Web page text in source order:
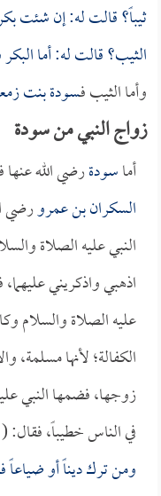
ثيباً؟ قالت له: إن شئت
الثيب؟ قالت له: أما
وأما الثيب فـسودة بنت
زواج النبي من سودة
أماسودةرضي الله
السكران بن عمرورضي
النبي عليه الصلاة
اذهبي واذكريني عليهما،
عليه الصلاة والسلام
الكفالة؛ لأنها
زوجها، فضمها النبي
في الناس خطيباً، فقال: (
ومن ترك ديناً أو ضياعاً